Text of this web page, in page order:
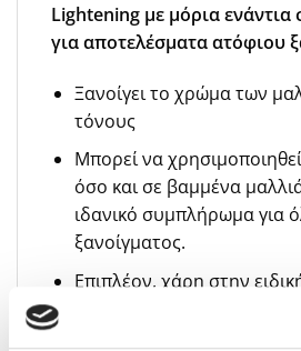
Lightening με μόρια ενάντια
για αποτελέσματα ατόφιου
Ξανοίγει το χρώμα των
τόνους
Μπορεί να
όσο και σε βαμμένα
ιδανικό συμπλήρωμα για
ξανοίγματος.
Επιπλέον, χάρη στην
Lightening,